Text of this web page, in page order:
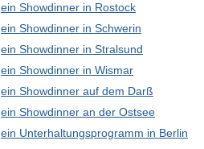
ein Showdinner in Rostock
ein Showdinner in Schwerin
ein Showdinner in Stralsund
ein Showdinner in Wismar
ein Showdinner auf dem Darß
ein Showdinner an der Ostsee
ein Unterhaltungsprogramm in Berlin